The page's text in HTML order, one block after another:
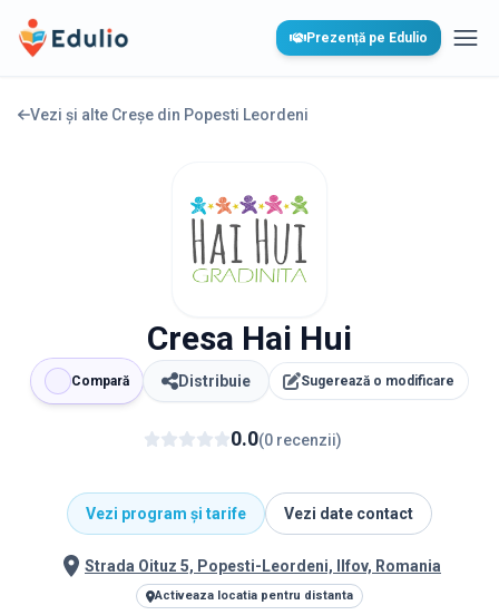
Edulio Prezență pe Edulio
Vezi și alte Creșe din Popesti Leordeni
Cresa Hai Hui
Compară Distribuie Sugerează o modificare
0.0(0 recenzii)
Vezi program și tarife Vezi date contact
Strada Oituz 5, Popesti-Leordeni, Ilfov, Romania
Activeaza locatia pentru distanta